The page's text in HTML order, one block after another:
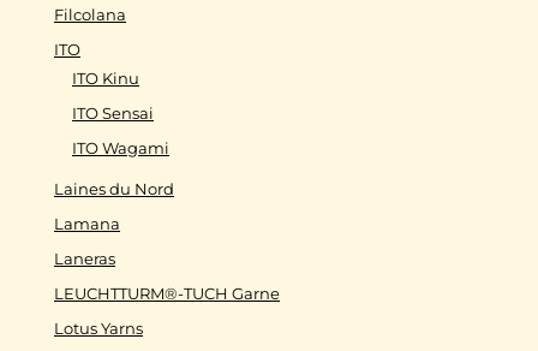
Filcolana
ITO
ITO Kinu
ITO Sensai
ITO Wagami
Laines du Nord
Lamana
Laneras
LEUCHTTURM®-TUCH Garne
Lotus Yarns